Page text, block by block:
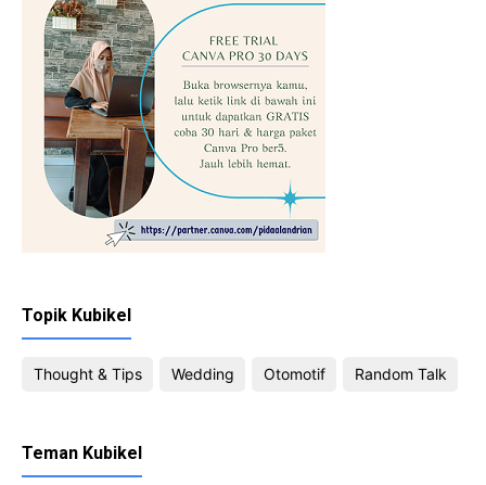
Topik Kubikel
Thought & Tips Wedding Otomotif Random Talk
Teman Kubikel